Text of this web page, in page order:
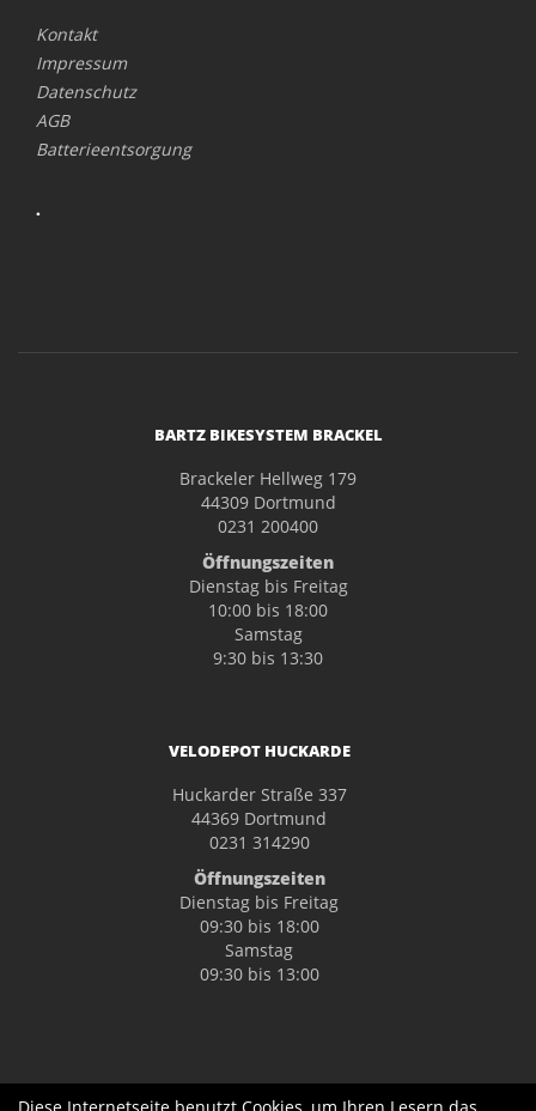
Kontakt
Impressum
Datenschutz
AGB
Batterieentsorgung
.
BARTZ BIKESYSTEM BRACKEL
Brackeler Hellweg 179
44309 Dortmund
0231 200400
Öffnungszeiten
Dienstag bis Freitag
10:00 bis 18:00
Samstag
9:30 bis 13:30
VELODEPOT HUCKARDE
Huckarder Straße 337
44369 Dortmund
0231 314290
Öffnungszeiten
Dienstag bis Freitag
09:30 bis 18:00
Samstag
09:30 bis 13:00